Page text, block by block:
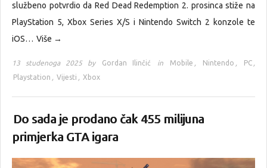
službeno potvrdio da Red Dead Redemption 2. prosinca stiže na
PlayStation 5, Xbox Series X/S i Nintendo Switch 2 konzole te
iOS… Više →
13 studenoga 2025 by Gordan Ilinčić in Mobile , Nintendo , PC ,
Playstation , Vijesti , Xbox
Do sada je prodano čak 455 milijuna
primjerka GTA igara